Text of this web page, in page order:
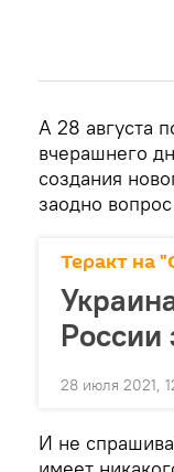
А 28 августа
вчерашнего
создания
заодно
Теракт на
России
28 июля 2021,
И не